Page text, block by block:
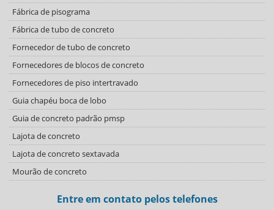
Fábrica de pisograma
Fábrica de tubo de concreto
Fornecedor de tubo de concreto
Fornecedores de blocos de concreto
Fornecedores de piso intertravado
Guia chapéu boca de lobo
Guia de concreto padrão pmsp
Lajota de concreto
Lajota de concreto sextavada
Mourão de concreto
Entre em contato pelos telefones